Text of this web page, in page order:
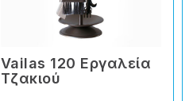
Vailas 120 Εργαλεία
Tζακιού